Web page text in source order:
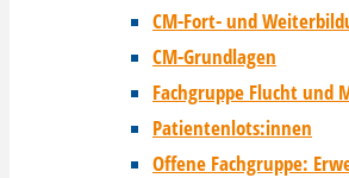
CM-Fort- und
CM-Grundlagen
Fachgruppe Flucht und
Patientenlots:innen
Offene Fachgruppe: